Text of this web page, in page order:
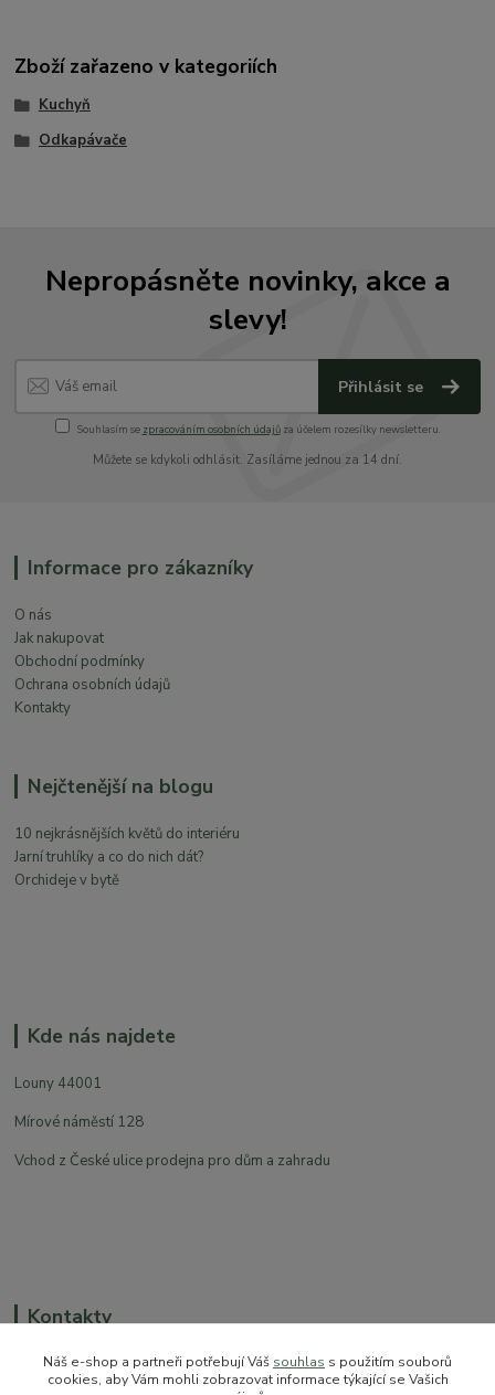
Zboží zařazeno v kategoriích
Kuchyň
Odkapávače
Nepropásněte novinky, akce a
slevy!
Přihlásit se
Souhlasím se zpracováním osobních údajůza účelem rozesílky newsletteru.
Můžete se kdykoli odhlásit. Zasíláme jednou za 14 dní.
Informace pro zákazníky
O nás
Jak nakupovat
Obchodní podmínky
Ochrana osobních údajů
Kontakty
Nejčtenější na blogu
10 nejkrásnějších květů do interiéru
Jarní truhlíky a co do nich dát?
Orchideje v bytě
Kde nás najdete
Louny 44001
Mírové náměstí 128
Vchod z České ulice prodejna pro dům a zahradu
Kontakty
Náš e-shop a partneři potřebují Váš souhlas s použitím souborů
cookies, aby Vám mohli zobrazovat informace týkající se Vašich